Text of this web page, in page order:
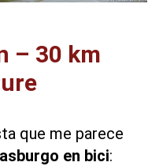
– 30 km
que me parece
en bici: